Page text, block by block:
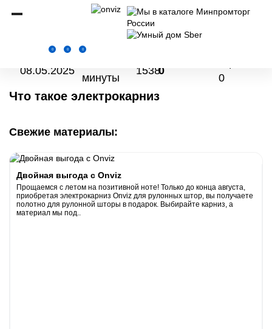
0 0 0
Что такое электрокарниз
08.05.2025
минуты
15380
0
Что такое электрокарниз
Свежие материалы:
Двойная выгода с Onviz
Прощаемся с летом на позитивной ноте! Только до конца августа,
приобретая электрокарниз Onviz для рулонных штор, вы получаете
полотно для рулонной шторы в подарок. Выбирайте карниз, а
материал мы под..